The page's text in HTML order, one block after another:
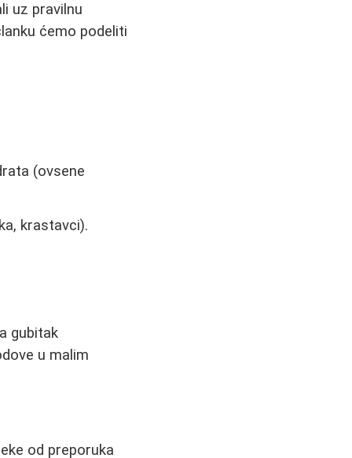
uz pravilnu
ćemo podeliti
(ovsene
krastavci).
gubitak
u malim
od preporuka